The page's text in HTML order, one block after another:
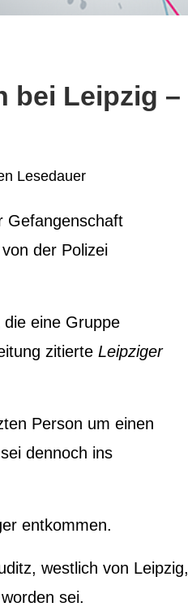
bei Leipzig –
Lesedauer
Gefangenschaft
der Polizei
eine Gruppe
zitierte Leipziger
Person um einen
dennoch ins
entkommen.
westlich von Leipzig,
sei.